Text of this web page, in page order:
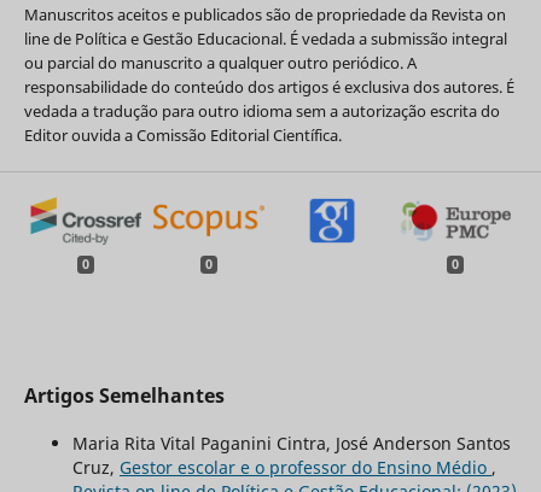
Manuscritos aceitos e publicados são de propriedade da Revista on
line de Política e Gestão Educacional. É vedada a submissão integral
ou parcial do manuscrito a qualquer outro periódico. A
responsabilidade do conteúdo dos artigos é exclusiva dos autores. É
vedada a tradução para outro idioma sem a autorização escrita do
Editor ouvida a Comissão Editorial Científica.
0 0 0
Artigos Semelhantes
Maria Rita Vital Paganini Cintra, José Anderson Santos
Cruz, Gestor escolar e o professor do Ensino Médio ,